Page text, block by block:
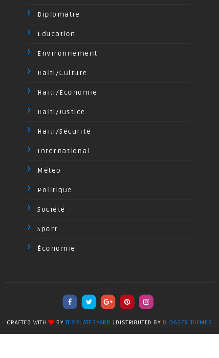
Diplomatie
Education
Environnement
Haiti/Culture
Haiti/Economie
Haiti/Justice
Haiti/Sécurité
International
Méteo
Politique
Société
Sport
Économie
CRAFTED WITH BYTEMPLATESYARD | DISTRIBUTED BY BLOGGER THEMES